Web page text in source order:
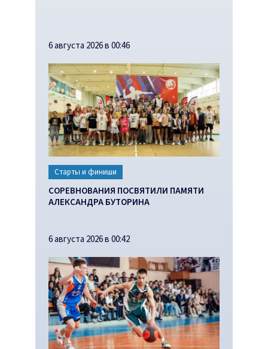
6 августа 2026 в 00:46
Старты и финиши
СОРЕВНОВАНИЯ ПОСВЯТИЛИ ПАМЯТИ
АЛЕКСАНДРА БУТОРИНА
6 августа 2026 в 00:42